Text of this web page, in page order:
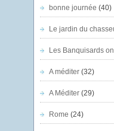
bonne journée (40)
Le jardin du
Les Banquisards
A méditer(32)
A Méditer(29)
Rome (24)